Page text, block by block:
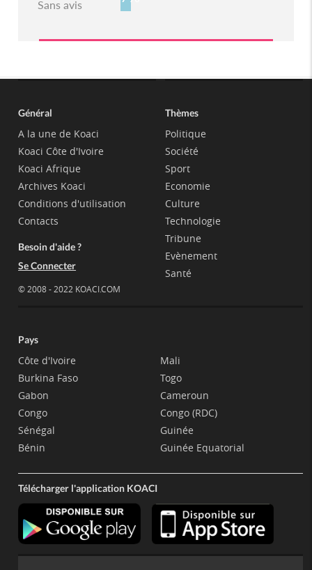
Sans avis
Général
A la une de Koaci
Koaci Côte d'Ivoire
Koaci Afrique
Archives Koaci
Conditions d'utilisation
Contacts
Besoin d'aide ?
Se Connecter
© 2008 - 2022 KOACI.COM
Thèmes
Politique
Société
Sport
Economie
Culture
Technologie
Tribune
Evènement
Santé
Pays
Côte d'Ivoire
Burkina Faso
Gabon
Congo
Sénégal
Bénin
Mali
Togo
Cameroun
Congo (RDC)
Guinée
Guinée Equatorial
Télécharger l'application KOACI